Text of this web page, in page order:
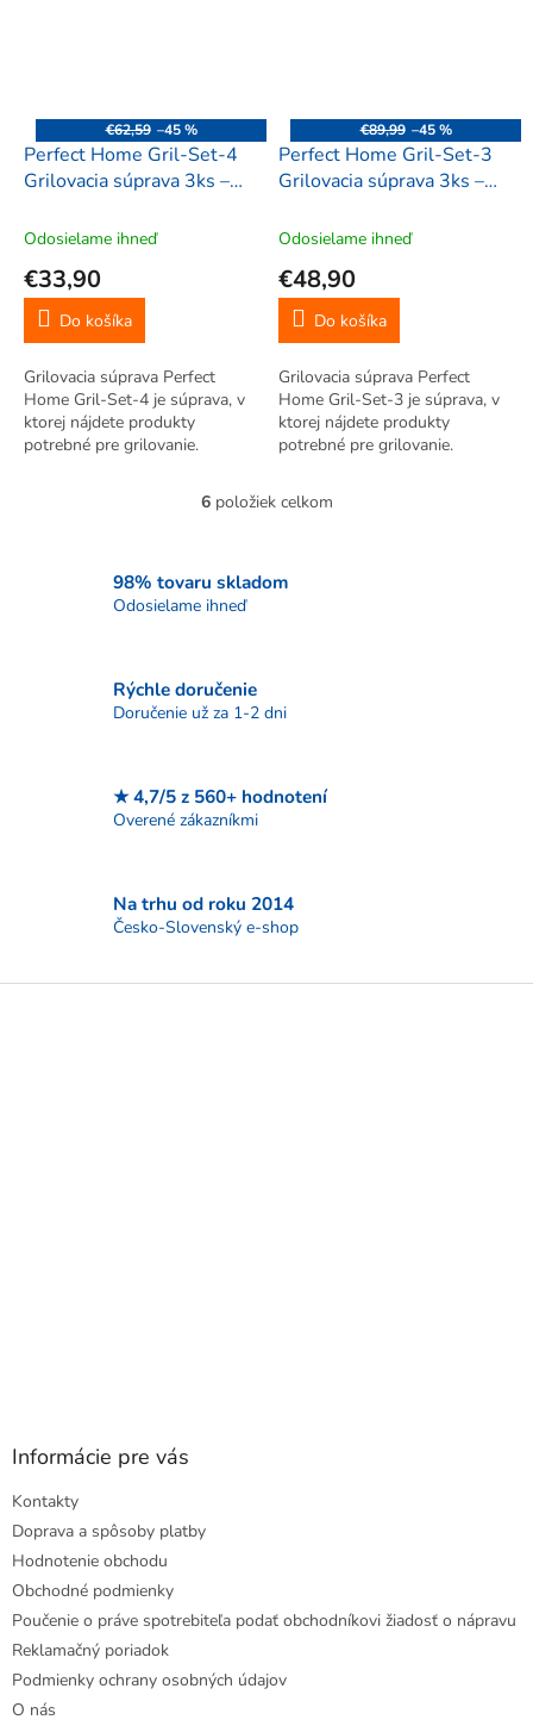
€62,59 –45 %
Perfect Home Gril-Set-4
Grilovacia súprava 3ks –
Odosielame ihneď
€33,90
Do košíka
Grilovacia súprava Perfect
Home Gril-Set-4 je súprava, v
ktorej nájdete produkty
potrebné pre grilovanie.
€89,99 –45 %
Perfect Home Gril-Set-3
Grilovacia súprava 3ks –
Odosielame ihneď
€48,90
Do košíka
Grilovacia súprava Perfect
Home Gril-Set-3 je súprava, v
ktorej nájdete produkty
potrebné pre grilovanie.
O
á
p
k
y
i
s
u
6položiek celkom
98% tovaru skladom
Odosielame ihneď
Rýchle doručenie
Doručenie už za 1-2 dni
★ 4,7/5 z 560+ hodnotení
Overené zákazníkmi
Na trhu od roku 2014
Česko-Slovenský e-shop
Z
Informácie pre vás
Kontakty
Doprava a spôsoby platby
Hodnotenie obchodu
Obchodné podmienky
Poučenie o práve spotrebiteľa podať obchodníkovi žiadosť o nápravu
Reklamačný poriadok
Podmienky ochrany osobných údajov
O nás